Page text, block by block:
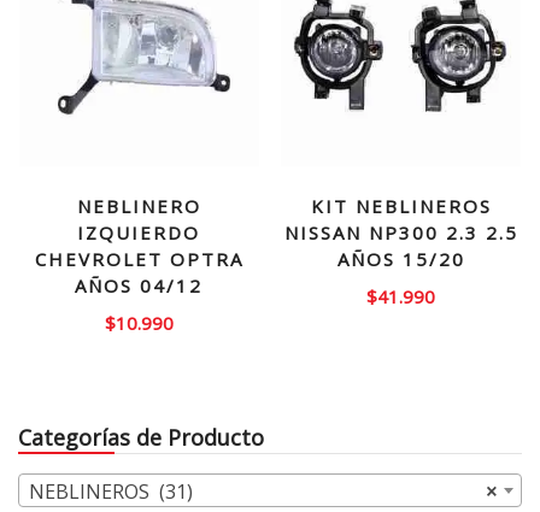
NEBLINERO
IZQUIERDO
CHEVROLET OPTRA
AÑOS 04/12
$10.990
KIT NEBLINEROS
NISSAN NP300 2.3 2.5
AÑOS 15/20
$41.990
Categorías de Producto
×
NEBLINEROS (31)